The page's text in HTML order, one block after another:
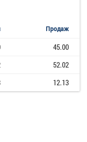
Продаж
45.00
52.02
12.13